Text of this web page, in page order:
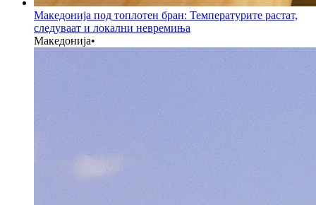
Македонија под топлотен бран: Температурите растат,
следуваат и локални невремиња
Македонија•